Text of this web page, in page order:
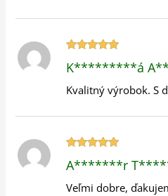
5z 5
K*********á
Kvalitný výrobok. S
5z 5
A*******r
Veľmi dobre,